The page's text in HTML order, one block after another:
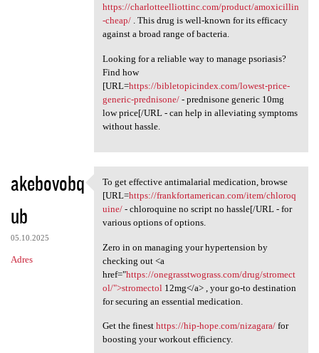
https://charlotteelliottinc.com/product/amoxicillin
-cheap/. This drug is well-known for its efficacy
against a broad range of bacteria.
Looking for a reliable way to manage psoriasis?
Find how
[URL=https://bibletopicindex.com/lowest-price-
generic-prednisone/- prednisone generic 10mg
low price[/URL - can help in alleviating symptoms
without hassle.
akebovobq
ub
05.10.2025
Adres
To get effective antimalarial
To get effective antimalarial medication, browse
[URL=https://frankfortamerican.com/item/chloroq
uine/- chloroquine no script no hassle[/URL - for
various options of options.
Zero in on managing your hypertension by
checking out <a
href="https://onegrasstwograss.com/drug/stromect
ol/">stromectol 12mg</a> , your go-to destination
for securing an essential medication.
Get the finest https://hip-hope.com/nizagara/for
boosting your workout efficiency.